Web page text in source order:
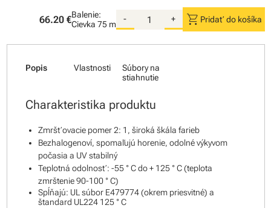
66.20 €Balenie:
Cievka 75 m
- + shopping_cart Pridať do košíka
Popis Vlastnosti
Súbory na
stiahnutie
Charakteristika produktu
Zmršťovacie pomer 2: 1, široká škála farieb
Bezhalogenoví, spomaľujú horenie, odolné výkyvom
počasia a UV stabilný
Teplotná odolnosť: -55 ° C do + 125 ° C (teplota
zmrštenie 90-100 ° C)
Spĺňajú: UL súbor E479774 (okrem priesvitné) a
štandard UL224 125 ° C